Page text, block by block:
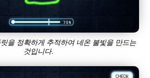
을 정확하게 추적하여 네온 불빛을 만드는
것입니다.